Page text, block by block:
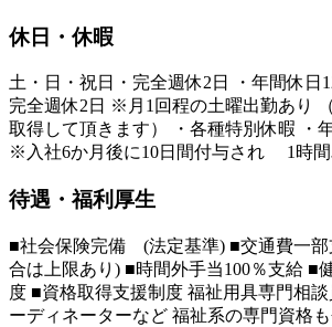
休日・休暇
土・日・祝日・完全週休2日 ・年間休日
完全週休2日 ※月1回程の土曜出勤あり
取得して頂きます） ・各種特別休暇 ・
※入社6か月後に10日間付与され 1時間
待遇・福利厚生
■社会保険完備 (法定基準) ■交通費一
合は上限あり) ■時間外手当100％支給 ■
度 ■資格取得支援制度 福祉用具専門相
ーディネーターなど 福祉系の専門資格